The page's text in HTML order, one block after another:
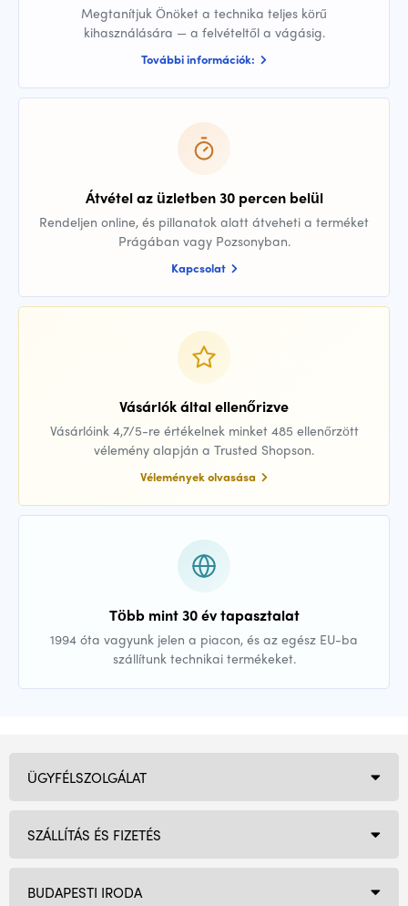
Megtanítjuk Önöket a technika teljes körű
kihasználására — a felvételtől a vágásig.
További információk:
Átvétel az üzletben 30 percen belül
Rendeljen online, és pillanatok alatt átveheti a terméket
Prágában vagy Pozsonyban.
Kapcsolat
Vásárlók által ellenőrizve
Vásárlóink 4,7/5-re értékelnek minket 485 ellenőrzött
vélemény alapján a Trusted Shopson.
Vélemények olvasása
Több mint 30 év tapasztalat
1994 óta vagyunk jelen a piacon, és az egész EU-ba
szállítunk technikai termékeket.
BUDAPESTI IRODA
ÜGYFÉLSZOLGÁLAT
SZÁLLÍTÁS ÉS FIZETÉS